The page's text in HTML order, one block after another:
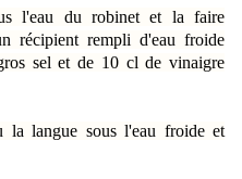
l'eau du robinet et la faire
récipient rempli d'eau froide
sel et de 10 cl de vinaigre
la langue sous l'eau froide et